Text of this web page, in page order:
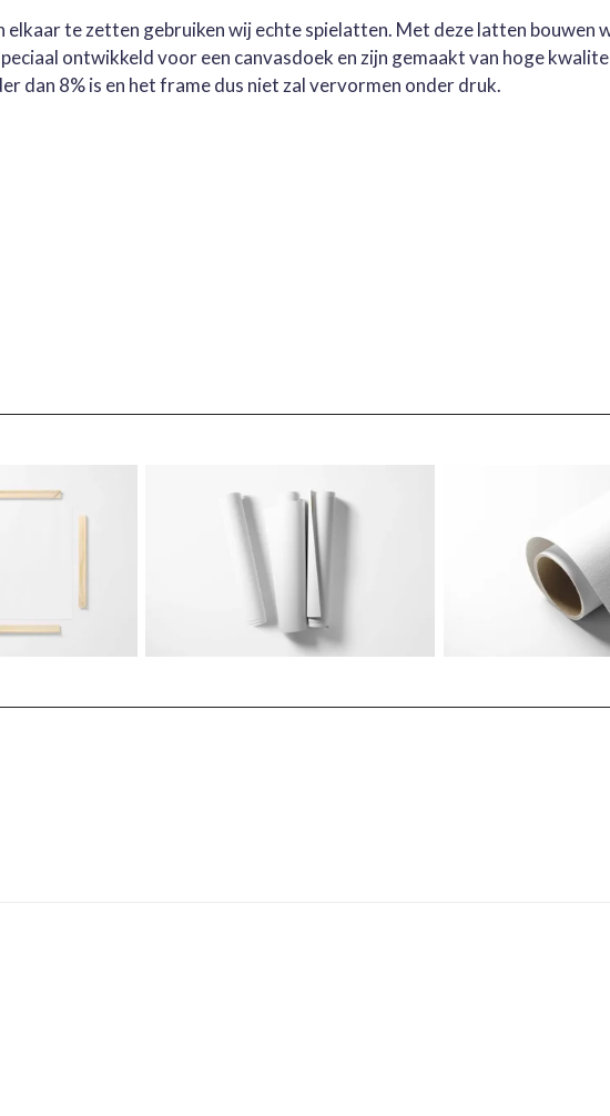
elkaar te zetten gebruiken wij echte spielatten. Met deze latten bouwen
ontwikkeld voor een canvasdoek en zijn gemaakt van hoge
dan 8% is en het frame dus niet zal vervormen onder druk.